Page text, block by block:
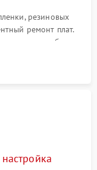
резиновых
ремонт плат.
и линз блока
и пыли.